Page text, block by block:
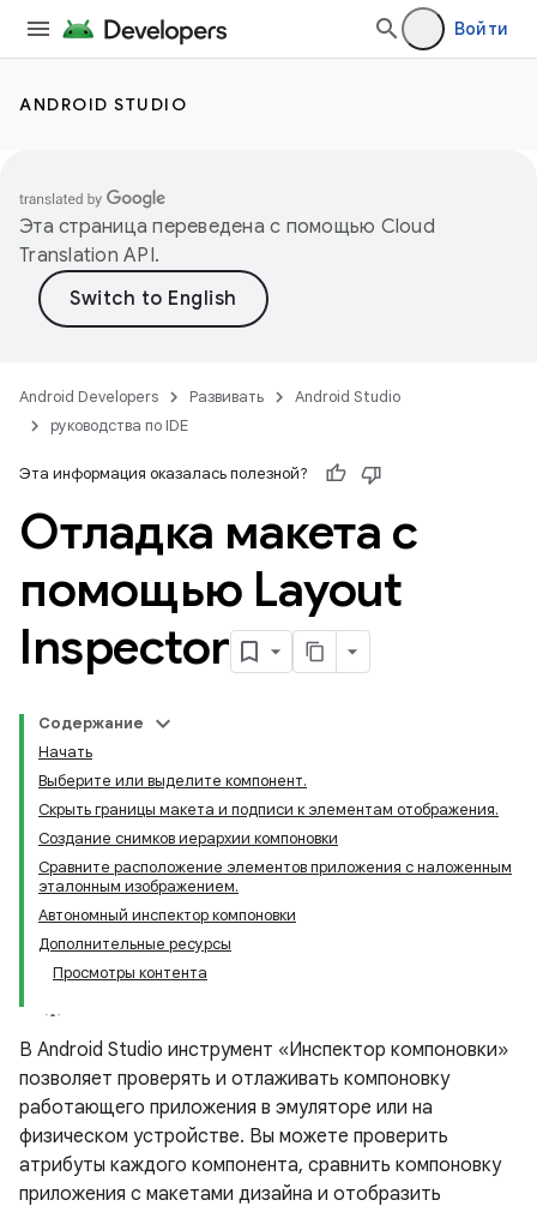
Войти
ANDROID STUDIO
Эта страница переведена с помощью Cloud
Translation API.
Android Developers Развивать
Android Studio
руководства по IDE
Эта информация оказалась полезной?
Отладка макета с
помощью Layout
Inspector
Содержание
Начать
Выберите или выделите компонент.
Скрыть границы макета и подписи к элементам отображения.
Создание снимков иерархии компоновки
Сравните расположение элементов приложения с наложенным
эталонным изображением.
Автономный инспектор компоновки
Дополнительные ресурсы
Просмотры контента
В Android Studio инструмент «Инспектор компоновки»
позволяет проверять и отлаживать компоновку
работающего приложения в эмуляторе или на
физическом устройстве. Вы можете проверить
атрибуты каждого компонента, сравнить компоновку
приложения с макетами дизайна и отобразить